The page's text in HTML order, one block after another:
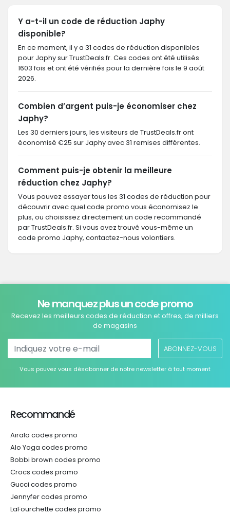
Y a-t-il un code de réduction Japhy
disponible?
En ce moment, il y a 31 codes de réduction disponibles
pour Japhy sur TrustDeals.fr. Ces codes ont été utilisés
1603 fois et ont été vérifiés pour la dernière fois le 9 août
2026.
Combien d’argent puis-je économiser chez
Japhy?
Les 30 derniers jours, les visiteurs de TrustDeals.fr ont
économisé €25 sur Japhy avec 31 remises différentes.
Comment puis-je obtenir la meilleure
réduction chez Japhy?
Vous pouvez essayer tous les 31 codes de réduction pour
découvrir avec quel code promo vous économisez le
plus, ou choisissez directement un code recommandé
par TrustDeals.fr. Si vous avez trouvé vous-même un
code promo Japhy, contactez-nous volontiers.
Ne manquez plus un code promo
Recevez les meilleurs codes de réduction et offres, de milliers
de magasins
ABONNEZ-VOUS
Vous pouvez vous désabonner de notre newsletter à tout moment
Recommandé
Airalo codes promo
Alo Yoga codes promo
Bobbi brown codes promo
Crocs codes promo
Gucci codes promo
Jennyfer codes promo
LaFourchette codes promo